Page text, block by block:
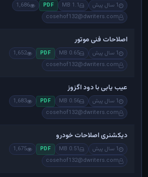
1 سال پیش 1.1 MB
PDF
1,686
cosehof132@dwriters.com
اصلاحات فنی موتور
1 سال پیش 0.65 MB
PDF
1,652
cosehof132@dwriters.com
عیب یابی با دود اگزوز
1 سال پیش 0.56 MB
PDF
1,683
cosehof132@dwriters.com
دیکشنری اصلاحات خودرو
1 سال پیش 0.51 MB
PDF
1,675
cosehof132@dwriters.com